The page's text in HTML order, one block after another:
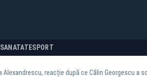
SANATATESPORT